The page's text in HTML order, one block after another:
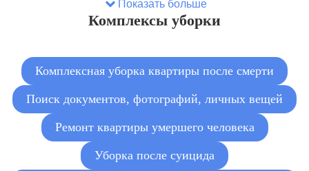
Показать больше
Комплексы уборки
Комплексная уборка квартиры после смерти
Поиск документов, фотографий, личных вещей
Ремонт квартиры умершего человека
Уборка после суицида